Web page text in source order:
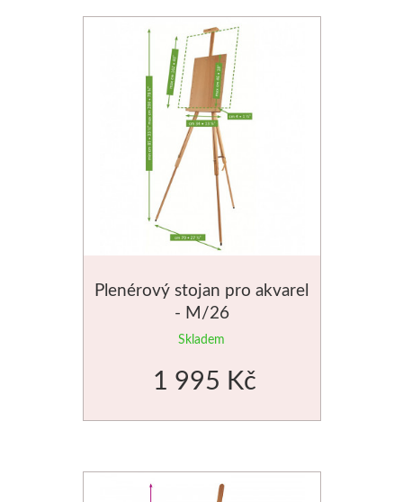
Akvarel
Média
Speedball
Sítotisk
Linoryt
Olej
Plenérový stojan pro akvarel
- M/26
Skladem
1 995 Kč